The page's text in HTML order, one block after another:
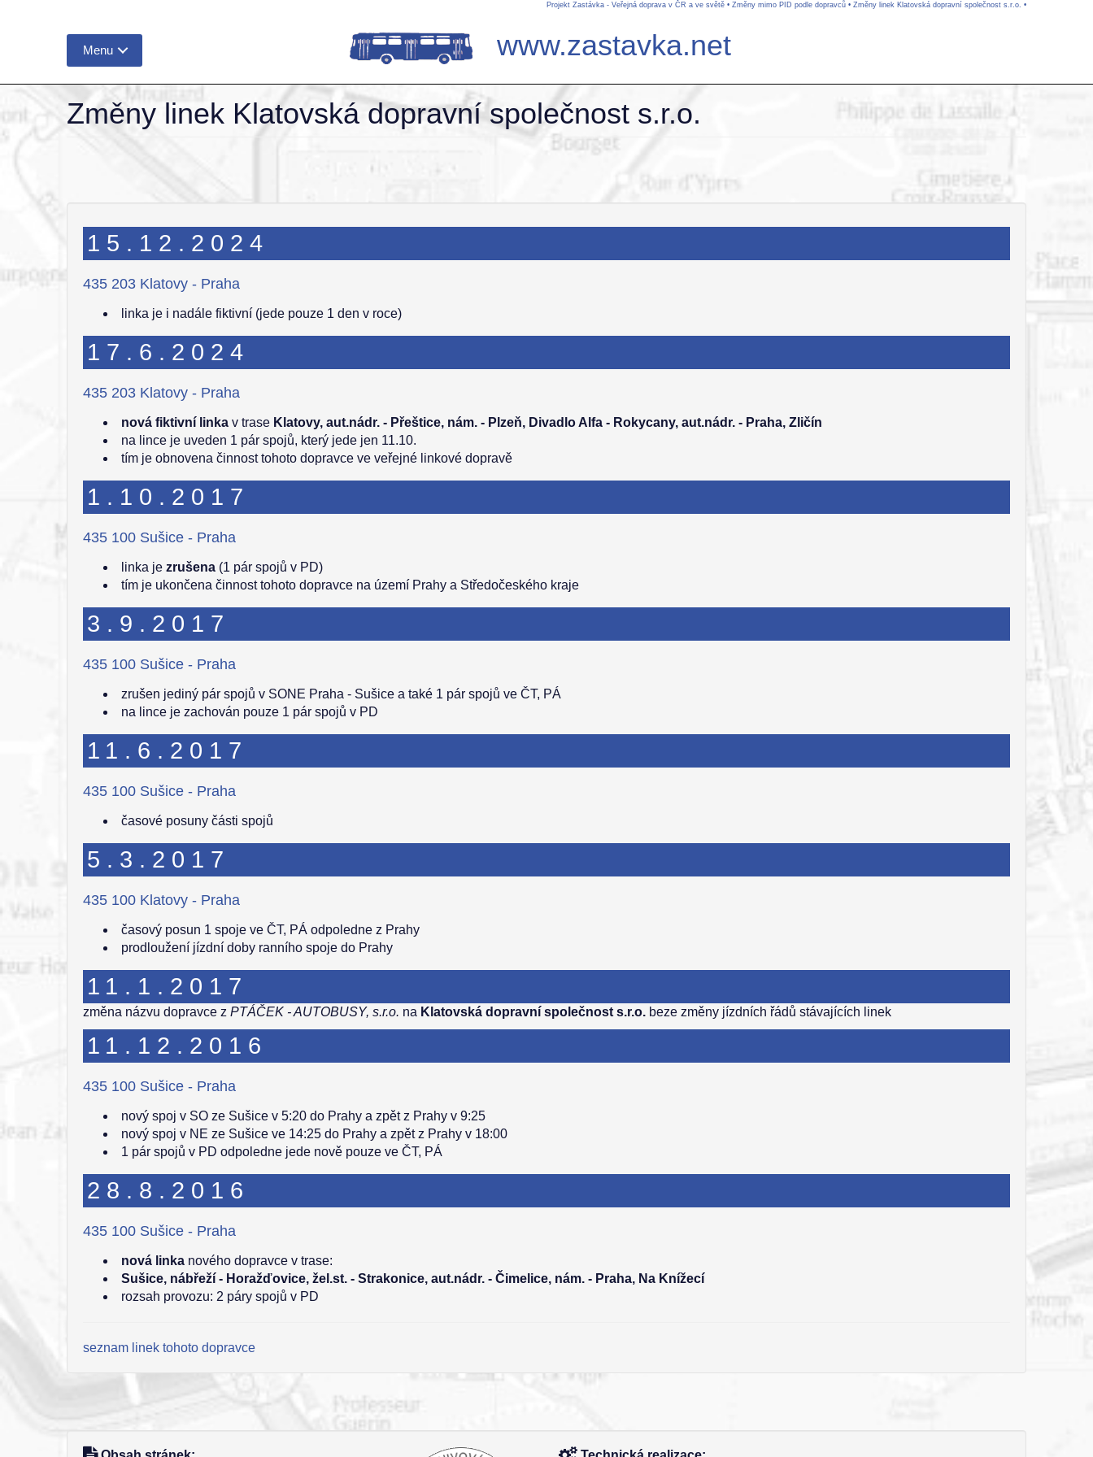
Projekt Zastávka - Veřejná doprava v ČR a ve světě• Změny mimo PID podle dopravců• Změny linek Klatovská dopravní společnost s.r.o. •
Menu www.zastavka.net
Změny linek Klatovská dopravní společnost s.r.o.
15.12.2024
435 203 Klatovy - Praha
linka je i nadále fiktivní (jede pouze 1 den v roce)
17.6.2024
435 203 Klatovy - Praha
nová fiktivní linka v trase Klatovy, aut.nádr. - Přeštice, nám. - Plzeň, Divadlo Alfa - Rokycany, aut.nádr. - Praha, Zličín
na lince je uveden 1 pár spojů, který jede jen 11.10.
tím je obnovena činnost tohoto dopravce ve veřejné linkové dopravě
1.10.2017
435 100 Sušice - Praha
linka jezrušena (1 pár spojů v PD)
tím je ukončena činnost tohoto dopravce na území Prahy a Středočeského kraje
3.9.2017
435 100 Sušice - Praha
zrušen jediný pár spojů v SONE Praha - Sušice a také 1 pár spojů ve ČT, PÁ
na lince je zachován pouze 1 pár spojů v PD
11.6.2017
435 100 Sušice - Praha
časové posuny části spojů
5.3.2017
435 100 Klatovy - Praha
časový posun 1 spoje ve ČT, PÁ odpoledne z Prahy
prodloužení jízdní doby ranního spoje do Prahy
11.1.2017
změna názvu dopravce zPTÁČEK - AUTOBUSY, s.r.o. na Klatovská dopravní společnost s.r.o. beze změny jízdních řádů stávajících linek
11.12.2016
435 100 Sušice - Praha
nový spoj v SO ze Sušice v 5:20 do Prahy a zpět z Prahy v 9:25
nový spoj v NE ze Sušice ve 14:25 do Prahy a zpět z Prahy v 18:00
1 pár spojů v PD odpoledne jede nově pouze ve ČT, PÁ
28.8.2016
435 100 Sušice - Praha
nová linka nového dopravce v trase:
Sušice, nábřeží - Horažďovice, žel.st. - Strakonice, aut.nádr. - Čimelice, nám. - Praha, Na Knížecí
rozsah provozu: 2 páry spojů v PD
seznam linek tohoto dopravce